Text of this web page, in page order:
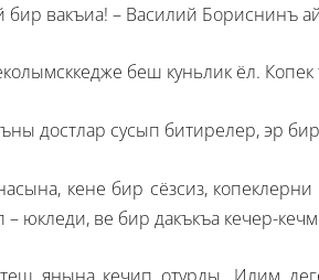
бир вакъиа! – Василий Бориснинъ
беш куньлик ёл.
достлар сусып битирелер, эр
кене бир сёзсиз,
юкледи, ве бир дакъкъа кечер-